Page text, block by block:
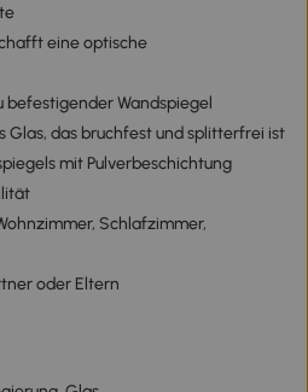
eine optische
befestigender Wandspiegel
Glas, das bruchfest und splitterfrei ist
mit Pulverbeschichtung
Schlafzimmer,
oder Eltern